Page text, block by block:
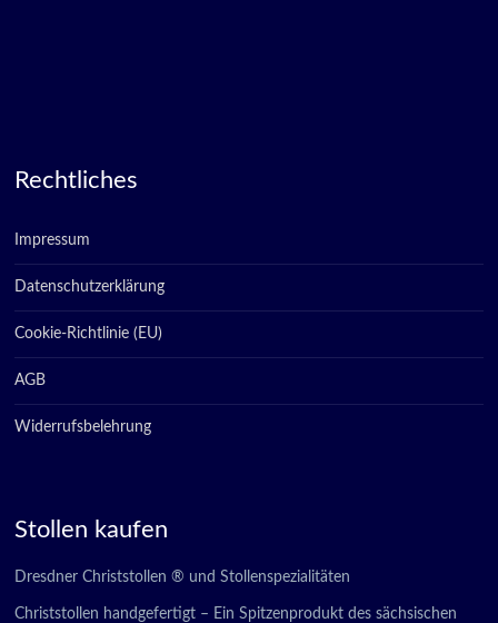
Rechtliches
Impressum
Datenschutzerklärung
Cookie-Richtlinie (EU)
AGB
Widerrufsbelehrung
Stollen kaufen
Dresdner Christstollen ® und Stollenspezialitäten
Christstollen handgefertigt – Ein Spitzenprodukt des sächsischen